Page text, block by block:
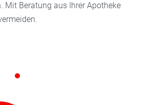
Mit Beratung aus Ihrer Apotheke